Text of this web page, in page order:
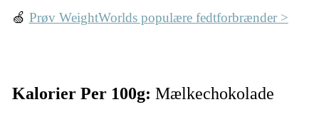
🍏 Prøv WeightWorlds populære fedtforbrænder >
Kalorier Per 100g: Mælkechokolade